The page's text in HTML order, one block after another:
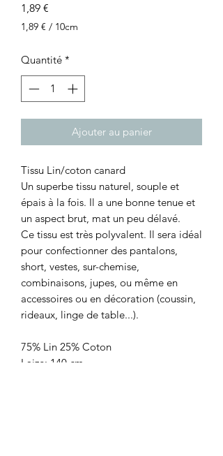
1,89 €
1,89 € / 10cm
10
Centimètres
Quantité *
Ajouter au panier
Tissu Lin/coton canard
Un superbe tissu naturel, souple et
épais à la fois. Il a une bonne tenue et
un aspect brut, mat un peu délavé.
Ce tissu est très polyvalent. Il sera idéal
pour confectionner des pantalons,
short, vestes, sur-chemise,
combinaisons, jupes, ou même en
accessoires ou en décoration (coussin,
rideaux, linge de table...).
75% Lin 25% Coton
Laize: 140 cm